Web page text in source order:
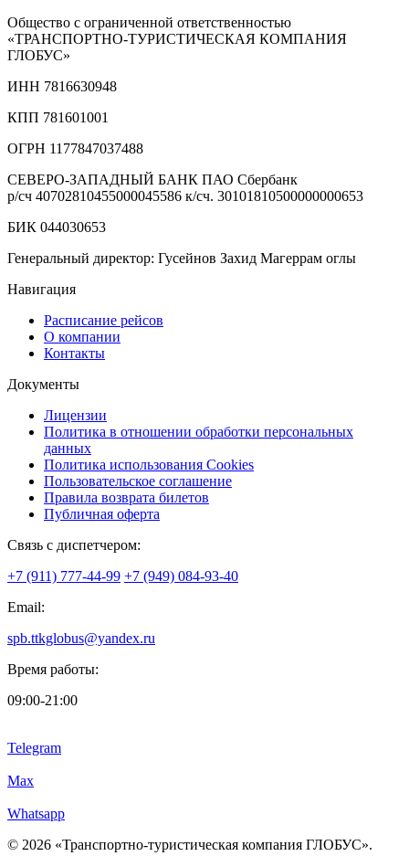
Общество с ограниченной ответственностью
«ТРАНСПОРТНО‑ТУРИСТИЧЕСКАЯ КОМПАНИЯ
ГЛОБУС»
ИНН 7816630948
КПП 781601001
ОГРН 1177847037488
СЕВЕРО-ЗАПАДНЫЙ БАНК ПАО Сбербанк
р/сч 40702810455000045586 к/сч. 30101810500000000653
БИК 044030653
Генеральный директор: Гусейнов Захид Магеррам оглы
Навигация
Расписание рейсов
О компании
Контакты
Документы
Лицензии
Политика в отношении обработки персональных
данных
Политика использования Cookies
Пользовательское соглашение
Правила возврата билетов
Публичная оферта
Связь с диспетчером:
+7 (911) 777-44-99 +7 (949) 084-93-40
Email:
spb.ttkglobus@yandex.ru
Время работы:
09:00-21:00
Telegram
Max
Whatsapp
© 2026 «Транспортно-туристическая компания ГЛОБУС».